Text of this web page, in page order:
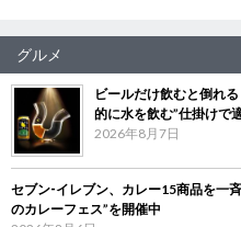
グルメ
ビールだけ飲むと倒れ
的に水を飲む”仕掛けで
2026年8月7日
セブン‐イレブン、カレー15商品を一
のカレーフェス”を開催中